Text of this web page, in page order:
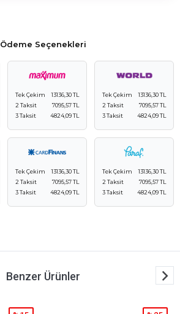
Ödeme Seçenekleri
Tek Çekim
13136,30 TL
2 Taksit
7095,57 TL
3 Taksit
4824,09 TL
Tek Çekim
13136,30 TL
2 Taksit
7095,57 TL
3 Taksit
4824,09 TL
Tek Çekim
13136,30 TL
2 Taksit
7095,57 TL
3 Taksit
4824,09 TL
Tek Çekim
13136,30 TL
2 Taksit
7095,57 TL
3 Taksit
4824,09 TL
Benzer Ürünler